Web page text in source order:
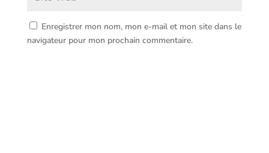
Enregistrer mon nom, mon e-mail et mon site dans le
navigateur pour mon prochain commentaire.